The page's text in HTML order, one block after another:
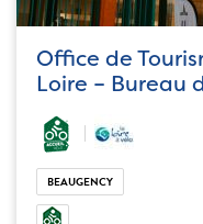
Office de
Loire – Bureau
BEAUGENCY